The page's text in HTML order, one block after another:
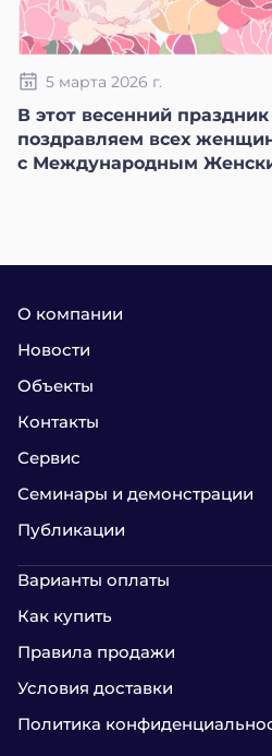
5 марта 2026 г.
В этот весенний
поздравляем всех
с Международным
О компании
Новости
Объекты
Контакты
Сервис
Семинары и демонстрации
Публикации
Варианты оплаты
Как купить
Правила продажи
Условия доставки
Политика